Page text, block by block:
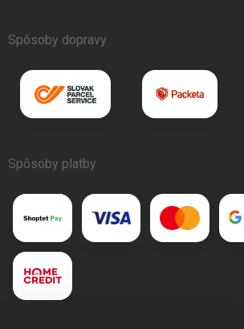
Spôsoby dopravy
Spôsoby platby